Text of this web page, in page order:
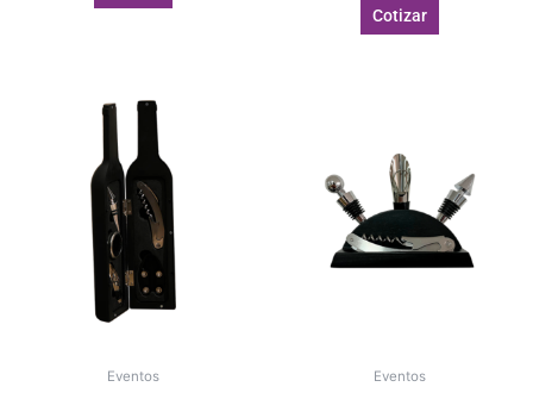
Cotizar
Eventos Eventos